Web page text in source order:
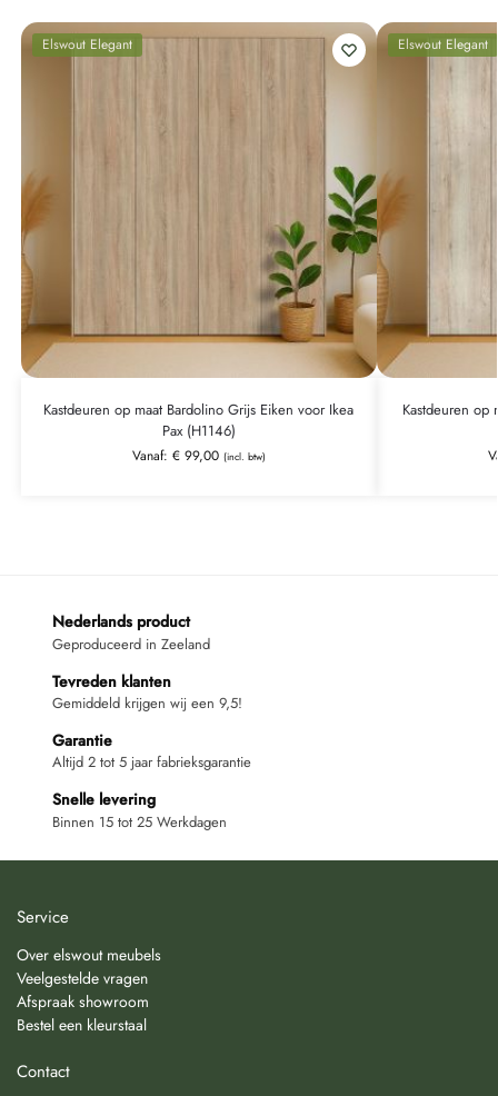
Elswout Elegant
Kastdeuren op maat Bardolino Grijs Eiken voor Ikea
Pax (H1146)
Vanaf: €99,00 (incl. btw)
Elswout Elegant
Kastdeuren op
Nederlands product
Geproduceerd in Zeeland
Tevreden klanten
Gemiddeld krijgen wij een 9,5!
Garantie
Altijd 2 tot 5 jaar fabrieksgarantie
Snelle levering
Binnen 15 tot 25 Werkdagen
Service
Over elswout meubels
Veelgestelde vragen
Afspraak showroom
Bestel een kleurstaal
Contact